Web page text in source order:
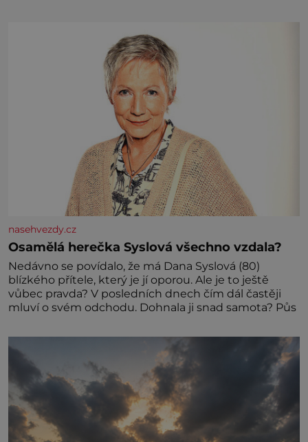
nasehvezdy.cz
Osamělá herečka Syslová všechno vzdala?
Nedávno se povídalo, že má Dana Syslová (80)
blízkého přítele, který je jí oporou. Ale je to ještě
vůbec pravda? V posledních dnech čím dál častěji
mluví o svém odchodu. Dohnala ji snad samota? Půs